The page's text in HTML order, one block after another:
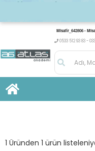
Misafir_642806 -
0533 512 93 83 -
1 Üründen 1 ürün